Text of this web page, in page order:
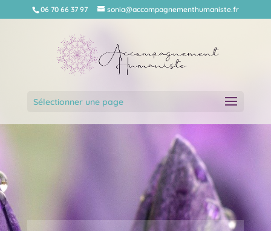
06 70 66 37 97 sonia@accompagnementhumaniste.fr
Sélectionner une page